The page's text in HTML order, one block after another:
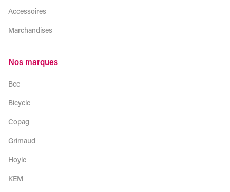
Accessoires
Marchandises
Nos marques
Bee
Bicycle
Copag
Grimaud
Hoyle
KEM